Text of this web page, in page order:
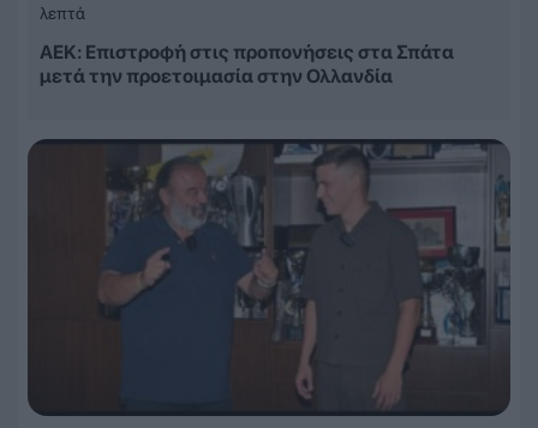
λεπτά
ΑΕΚ: Επιστροφή στις προπονήσεις στα Σπάτα
μετά την προετοιμασία στην Ολλανδία